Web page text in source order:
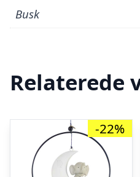
Busk
Relaterede
-22%